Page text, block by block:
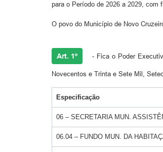
para o Período de 2026 a 2029, com
O povo do Município de Novo
Art. 1º - Fica o Poder
Novecentos e Trinta e Sete Mil,
Especificação
06 – SECRETARIA MUN.
06.04 – FUNDO MUN. DA